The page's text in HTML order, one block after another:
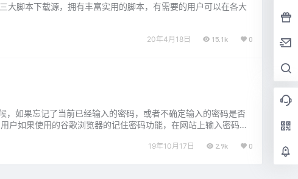
脚本下载源，拥有丰富实用的脚本，有需要的用户可以在各大
20年4月18日 15.1k 0
如果忘记了当前已经输入的密码，或者不确定输入的密码是否
如果使用的谷歌浏览器的记住密码功能，在网站上输入密码的
19年10月17日 2.9k 0